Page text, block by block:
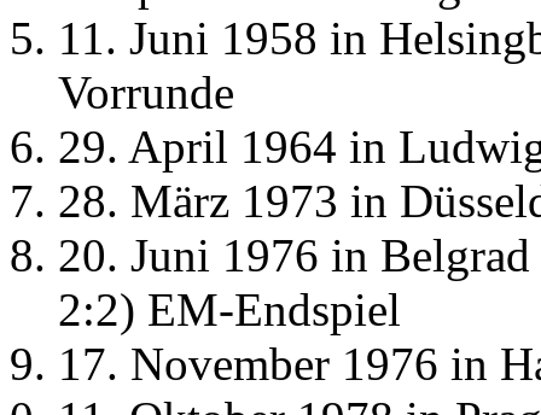
11. Juni 1958 in
Vorrunde
29. April 1964 in
28. März 1973 in
20. Juni 1976 in
2:2) EM-Endspiel
17. November 1976 in